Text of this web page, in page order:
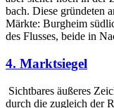
bach. Diese gründeten
Märkte: Burgheim
des Flusses, beide in
4. Marktsiegel
Sichtbares äußeres
durch die zugleich der